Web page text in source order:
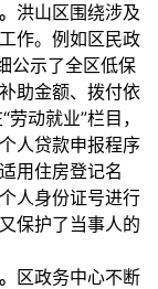
洪山区围绕涉及
作。例如区民政
公示了全区低保
助金额、拨付依
动就业”栏目，
人贷款申报程序
用住房登记名
人身份证号进行
保护了当事人的
区政务中心不断